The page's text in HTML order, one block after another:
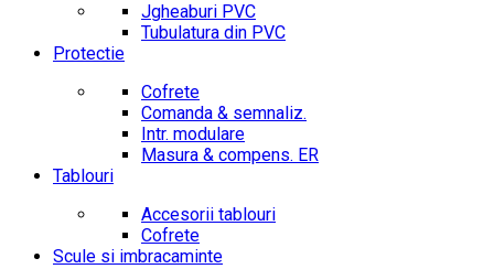
Jgheaburi PVC
Tubulatura din PVC
Protectie
Cofrete
Comanda & semnaliz.
Intr. modulare
Masura & compens. ER
Tablouri
Accesorii tablouri
Cofrete
Scule si imbracaminte